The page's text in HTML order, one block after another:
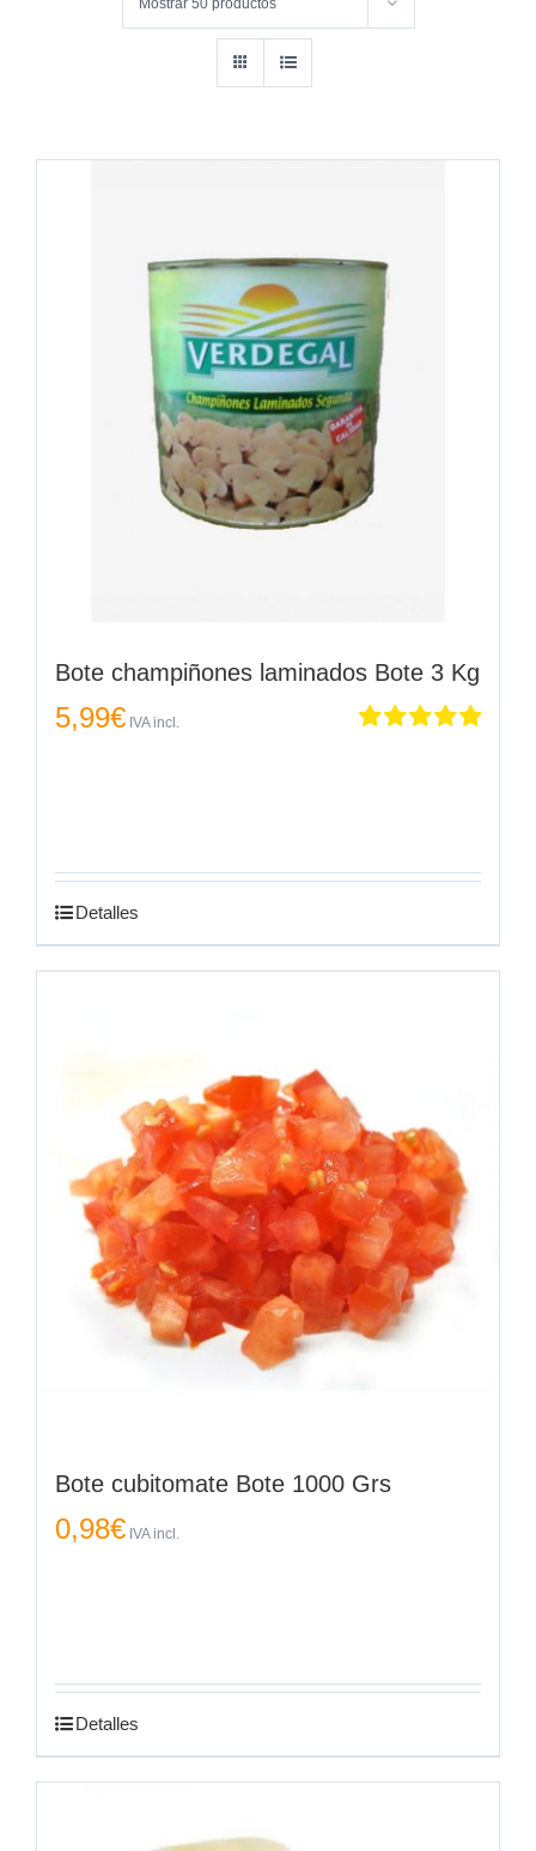
Bote champiñones laminados Bote 3 Kg
5,99€ IVA incl.
Detalles
Bote cubitomate Bote 1000 Grs
0,98€ IVA incl.
Detalles